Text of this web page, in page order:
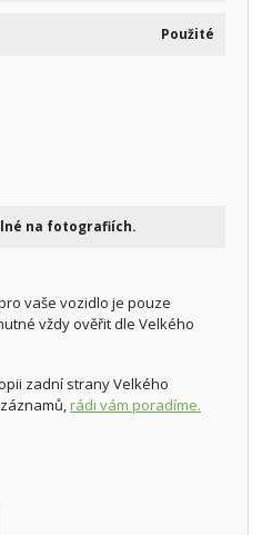
Použité
na fotografiích.
vaše vozidlo je pouze
vždy ověřit dle Velkého
zadní strany Velkého
rádi vám poradíme.